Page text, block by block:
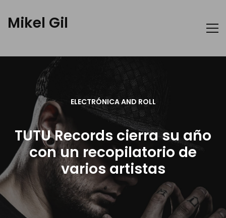
Mikel Gil
ELECTRÓNICA AND ROLL
TUTU Records cierra su año
con un recopilatorio de
varios artistas